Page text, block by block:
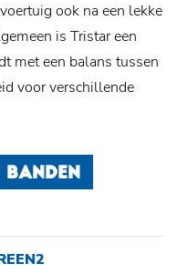
ook na een lekke
is Tristar een
met een balans tussen
voor verschillende
BANDEN